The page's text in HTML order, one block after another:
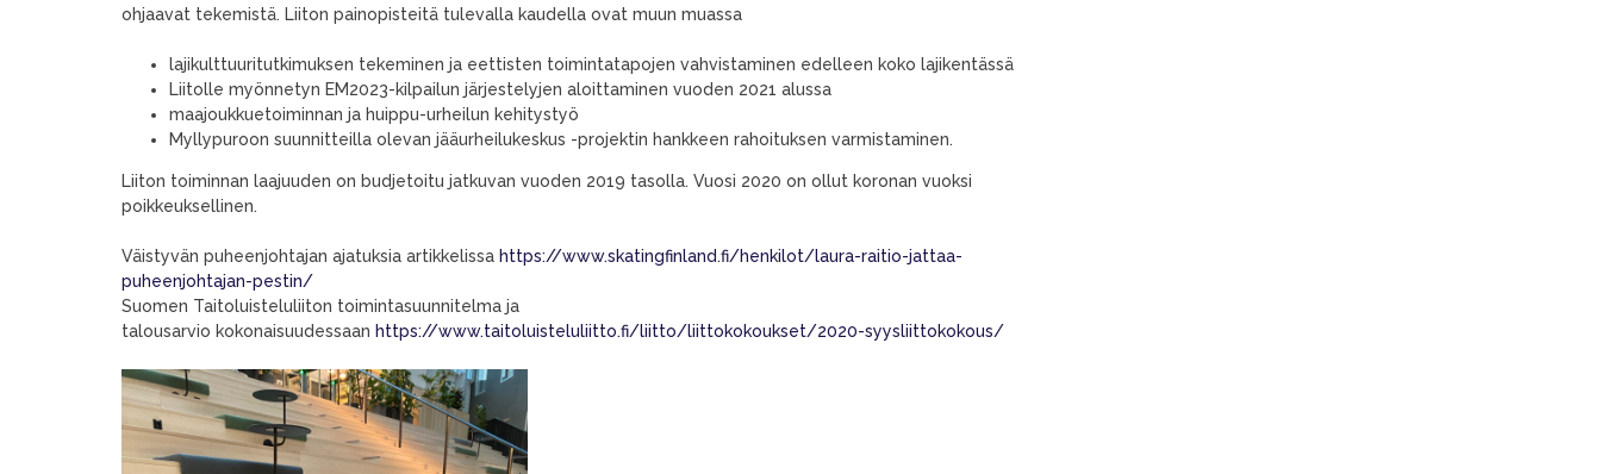
ohjaavat tekemistä. Liiton painopisteitä tulevalla kaudella ovat muun muassa
lajikulttuuritutkimuksen tekeminen ja eettisten toimintatapojen vahvistaminen edelleen koko lajikentässä
Liitolle myönnetyn EM2023-kilpailun järjestelyjen aloittaminen vuoden 2021 alussa
maajoukkuetoiminnan ja huippu-urheilun kehitystyö
Myllypuroon suunnitteilla olevan jääurheilukeskus -projektin hankkeen rahoituksen varmistaminen.
Liiton toiminnan laajuuden on budjetoitu jatkuvan vuoden 2019 tasolla. Vuosi 2020 on ollut koronan vuoksi
poikkeuksellinen.
Väistyvän puheenjohtajan ajatuksia artikkelissa https://www.skatingfinland.fi/henkilot/laura-raitio-jattaa-
puheenjohtajan-pestin/
Suomen Taitoluisteluliiton toimintasuunnitelma ja
talousarvio kokonaisuudessaan https://www.taitoluisteluliitto.fi/liitto/liittokokoukset/2020-syysliittokokous/